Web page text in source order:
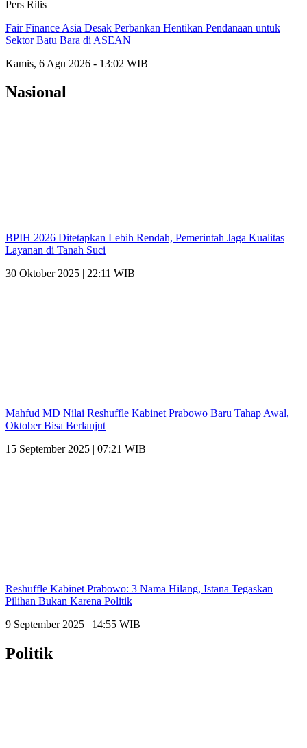
Pers Rilis
Fair Finance Asia Desak Perbankan Hentikan Pendanaan untuk
Sektor Batu Bara di ASEAN
Kamis, 6 Agu 2026 - 13:02 WIB
Nasional
BPIH 2026 Ditetapkan Lebih Rendah, Pemerintah Jaga Kualitas
Layanan di Tanah Suci
30 Oktober 2025 | 22:11 WIB
Mahfud MD Nilai Reshuffle Kabinet Prabowo Baru Tahap Awal,
Oktober Bisa Berlanjut
15 September 2025 | 07:21 WIB
Reshuffle Kabinet Prabowo: 3 Nama Hilang, Istana Tegaskan
Pilihan Bukan Karena Politik
9 September 2025 | 14:55 WIB
Politik